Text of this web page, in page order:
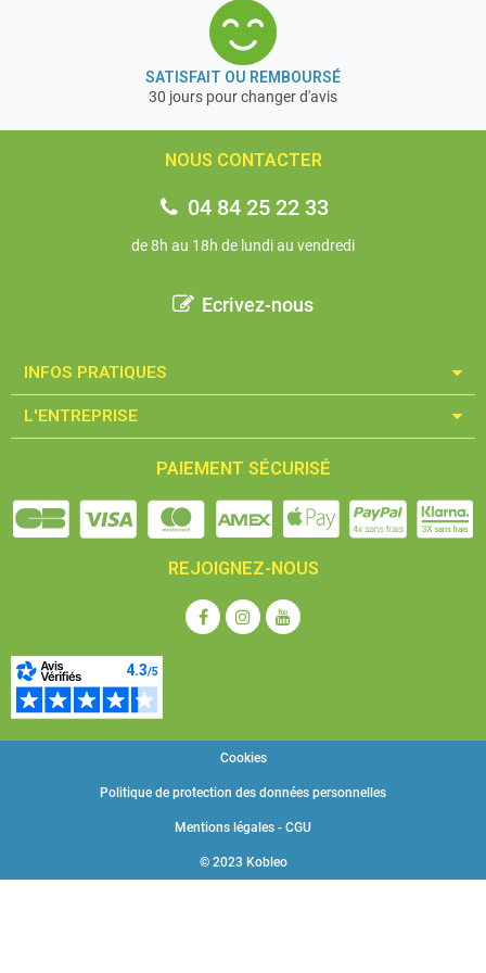
C’est un gage de qualité et de fiabilité du matériel »
SATISFAIT OU REMBOURSÉ
30 jours pour changer d'avis
NOUS CONTACTER
04 84 25 22 33
de 8h au 18h de lundi au vendredi
Ecrivez-nous
INFOS PRATIQUES​
L'ENTREPRISE​
PAIEMENT SÉCURISÉ
REJOIGNEZ-NOUS
© 2023 Kobleo
Mentions légales - CGU
Politique de protection des données personnelles
Cookies